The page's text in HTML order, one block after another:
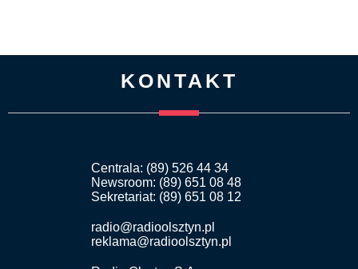
KONTAKT
Centrala: (89) 526 44 34
Newsroom: (89) 651 08 48
Sekretariat: (89) 651 08 12
radio@radioolsztyn.pl
reklama@radioolsztyn.pl